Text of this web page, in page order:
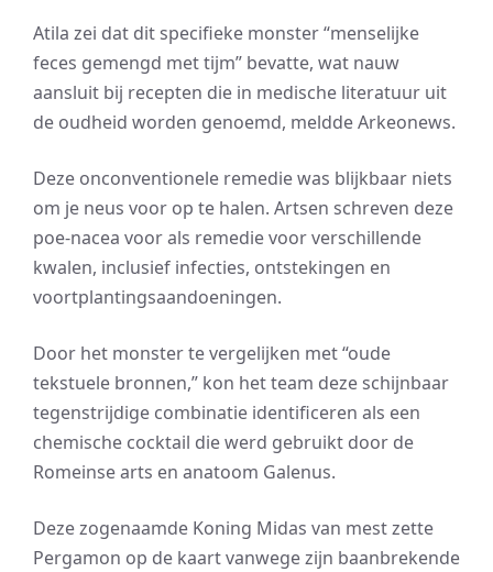
Atila zei dat dit specifieke monster “menselijke
feces gemengd met tijm” bevatte, wat nauw
aansluit bij recepten die in medische literatuur uit
de oudheid worden genoemd, meldde Arkeonews.
Deze onconventionele remedie was blijkbaar niets
om je neus voor op te halen. Artsen schreven deze
poe-nacea voor als remedie voor verschillende
kwalen, inclusief infecties, ontstekingen en
voortplantingsaandoeningen.
Door het monster te vergelijken met “oude
tekstuele bronnen,” kon het team deze schijnbaar
tegenstrijdige combinatie identificeren als een
chemische cocktail die werd gebruikt door de
Romeinse arts en anatoom Galenus.
Deze zogenaamde Koning Midas van mest zette
Pergamon op de kaart vanwege zijn baanbrekende